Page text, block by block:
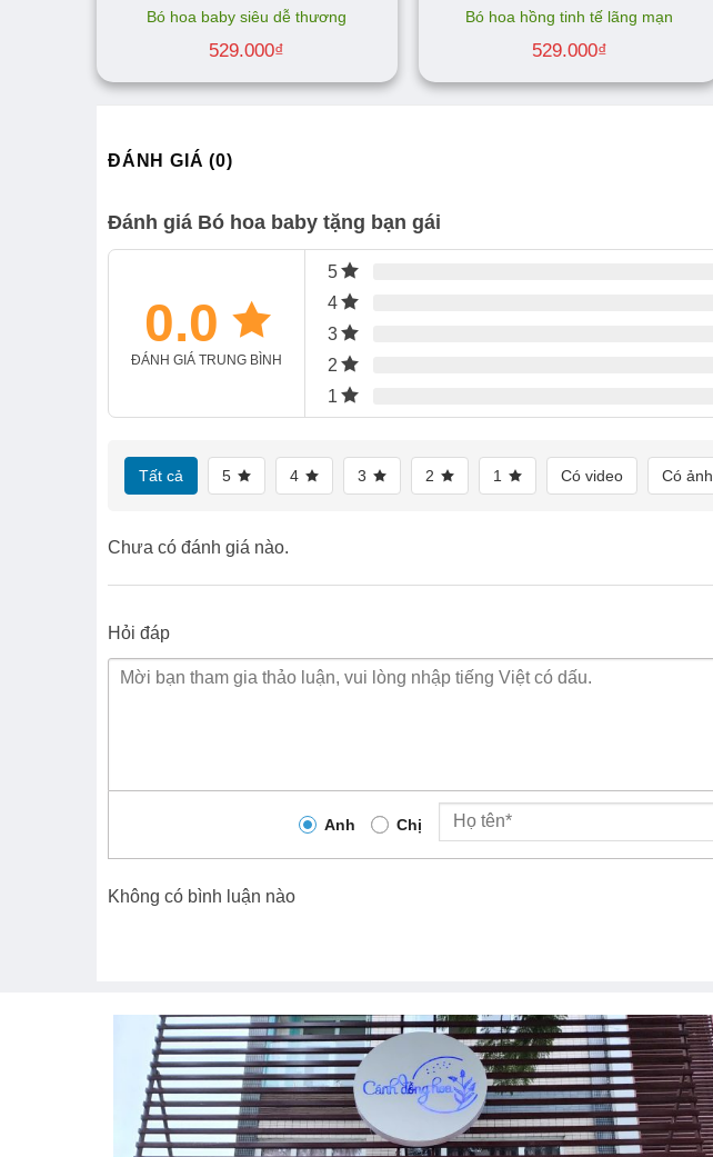
Bó hoa baby siêu dễ thương
529.000₫
Bó hoa hồng tinh tế lãng mạn
529.000₫
ĐÁNH GIÁ (0)
Đánh giá Bó hoa baby tặng bạn gái
0.0
ĐÁNH GIÁ TRUNG BÌNH
5
4
3
2
1
Tất cả 5 4 3 2 1 Có video Có ảnh
Chưa có đánh giá nào.
Hỏi đáp
Anh Chị
Không có bình luận nào